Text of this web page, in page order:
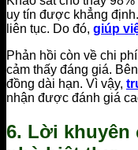
uy tín được khẳng
liên tục. Do đó, giúp
Phản hồi còn về chi
cảm thấy đáng giá.
đồng dài hạn. Vì vậy,
nhận được đánh giá
6. Lời khuyên